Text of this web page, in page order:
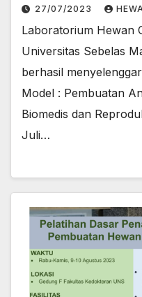
27/07/2023
Laboratorium Hewan
Universitas Sebelas
berhasil
Model : Pembuatan
Biomedis dan
Juli…